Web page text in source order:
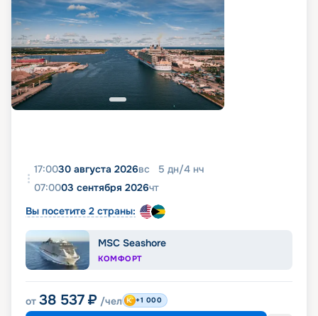
17:0030 августа 2026вс 5 дн/4 нч
07:0003 сентября 2026чт
Вы посетите 2 страны:
MSC Seashore
КОМФОРТ
от 38 537 ₽ /чел +1 000